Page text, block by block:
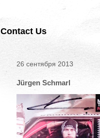
Contact Us
26 сентября 2013
Jürgen Schmarl